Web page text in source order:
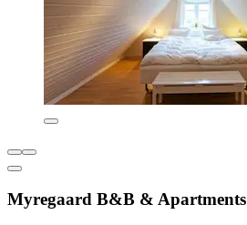
Myregaard B&B & Apartments